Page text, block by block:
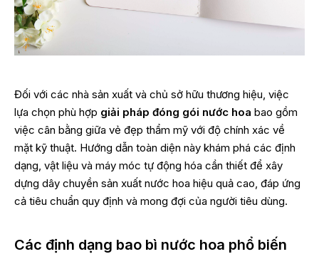
Đối với các nhà sản xuất và chủ sở hữu thương hiệu, việc
lựa chọn phù hợp giải pháp đóng gói nước hoa bao gồm
việc cân bằng giữa vẻ đẹp thẩm mỹ với độ chính xác về
mặt kỹ thuật. Hướng dẫn toàn diện này khám phá các định
dạng, vật liệu và máy móc tự động hóa cần thiết để xây
dựng dây chuyền sản xuất nước hoa hiệu quả cao, đáp ứng
cả tiêu chuẩn quy định và mong đợi của người tiêu dùng.
Các định dạng bao bì nước hoa phổ biến